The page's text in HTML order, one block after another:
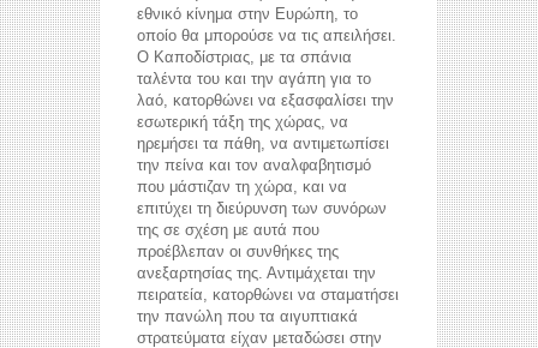
εθνικό κίνημα στην Ευρώπη, το
οποίο θα μπορούσε να τις απειλήσει.
Ο Καποδίστριας, με τα σπάνια
ταλέντα του και την αγάπη για το
λαό, κατορθώνει να εξασφαλίσει την
εσωτερική τάξη της χώρας, να
ηρεμήσει τα πάθη, να αντιμετωπίσει
την πείνα και τον αναλφαβητισμό
που μάστιζαν τη χώρα, και να
επιτύχει τη διεύρυνση των συνόρων
της σε σχέση με αυτά που
προέβλεπαν οι συνθήκες της
ανεξαρτησίας της. Αντιμάχεται την
πειρατεία, κατορθώνει να σταματήσει
την πανώλη που τα αιγυπτιακά
στρατεύματα είχαν μεταδώσει στην